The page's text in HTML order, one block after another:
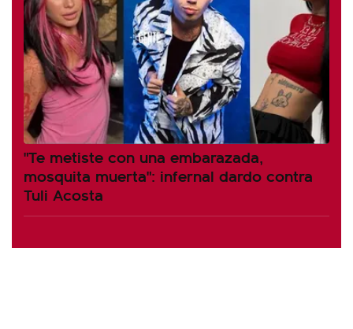
"Te metiste con una embarazada,
mosquita muerta": infernal dardo contra
Tuli Acosta